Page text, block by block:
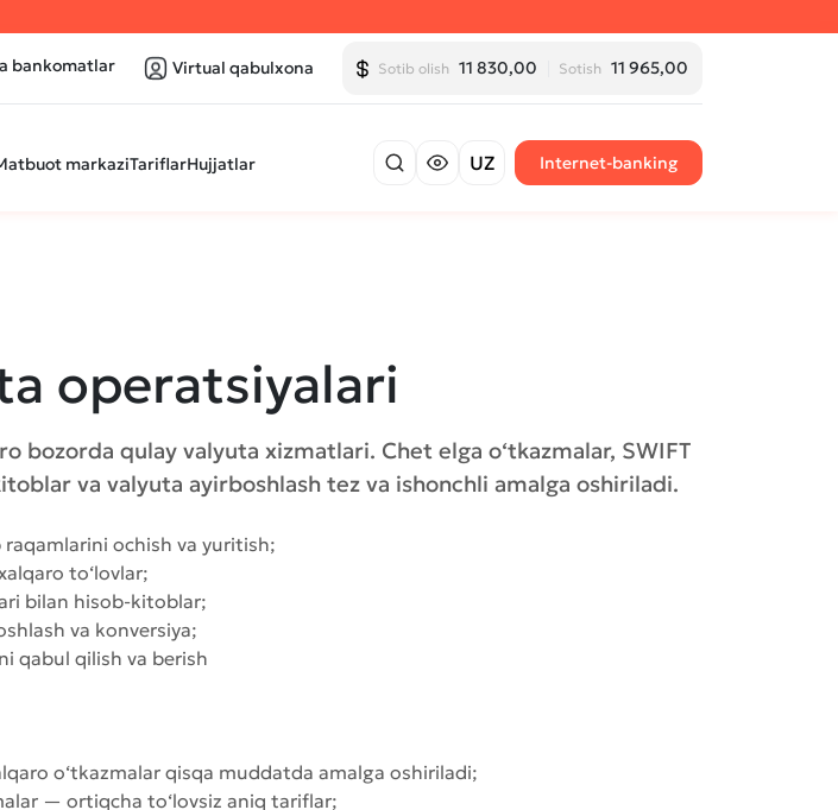
bankomatlar Virtual qabulxona Sotib olish 11 830,00 Sotish 11 965,00
markaziTariflarHujjatlar UZ Internet-banking
operatsiyalari
bozorda qulay valyuta xizmatlari. Chet elga o‘tkazmalar, SWIFT
va valyuta ayirboshlash tez va ishonchli amalga oshiriladi.
ochish va yuritish;
to‘lovlar;
bilan hisob-kitoblar;
va konversiya;
qabul qilish va berish
o‘tkazmalar qisqa muddatda amalga oshiriladi;
— ortiqcha to‘lovsiz aniq tariflar;